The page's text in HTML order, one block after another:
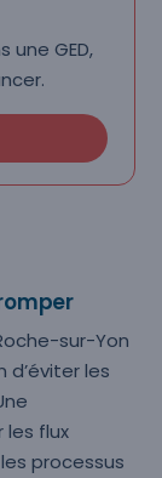
une GED,
sur-Yon
les
flux
processus